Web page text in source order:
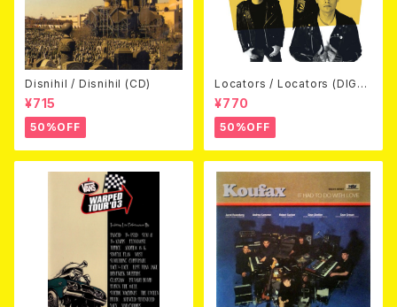
Disnihil / Disnihil (CD)
¥715
50%OFF
Locators / Locators (DIGPA
CK CD)
¥770
50%OFF